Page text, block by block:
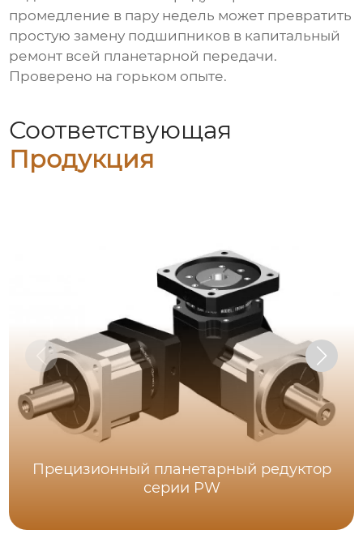
промедление в пару недель может превратить
простую замену подшипников в капитальный
ремонт всей планетарной передачи.
Проверено на горьком опыте.
Соответствующая
Продукция
Прецизионный планетарный редуктор
серии PW